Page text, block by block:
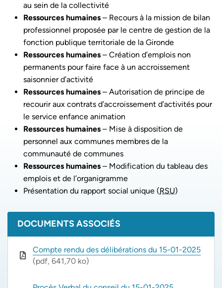
au sein de la collectivité
Ressources humaines – Recours à la mission de bilan
professionnel proposée par le centre de gestion de la
fonction publique territoriale de la Gironde
Ressources humaines – Création d’emplois non
permanents pour faire face à un accroissement
saisonnier d’activité
Ressources humaines – Autorisation de principe de
recourir aux contrats d’accroissement d’activités pour
le service enfance animation
Ressources humaines – Mise à disposition de
personnel aux communes membres de la
communauté de communes
Ressources humaines – Modification du tableau des
emplois et de l’organigramme
Présentation du rapport social unique (RSU)
DOCUMENTS ASSOCIÉS
Compte rendu des délibérations du 15-01-2025
(pdf, 641,70 ko)